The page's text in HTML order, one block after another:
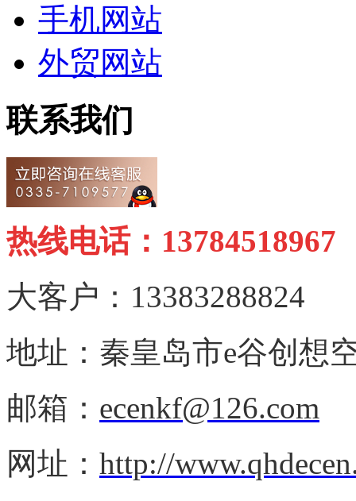
手机网站
外贸网站
联系我们
热线电话：13784518967
大客户：13383288824
地址：秦皇岛市e谷创想
邮箱： ecenkf@126.com
网址： http://